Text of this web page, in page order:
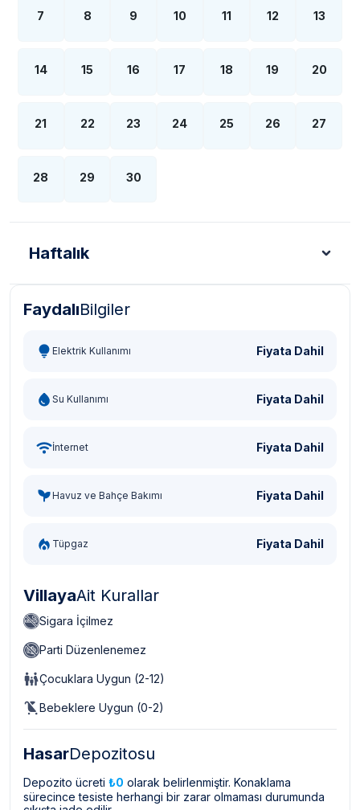
7 8 9 10 11 12 13
14 15 16 17 18 19 20
21 22 23 24 25 26 27
28 29 30
Haftalık
Türk Lirası - TL
FaydalıBilgiler
Elektrik Kullanımı Fiyata Dahil
Su Kullanımı Fiyata Dahil
İnternet Fiyata Dahil
Havuz ve Bahçe Bakımı Fiyata Dahil
Tüpgaz Fiyata Dahil
VillayaAit Kurallar
Sigara İçilmez
Parti Düzenlenemez
Çocuklara Uygun (2-12)
Bebeklere Uygun (0-2)
HasarDepozitosu
Depozito ücreti ₺0 olarak belirlenmiştir. Konaklama
sürecince tesiste herhangi bir zarar olmaması durumunda